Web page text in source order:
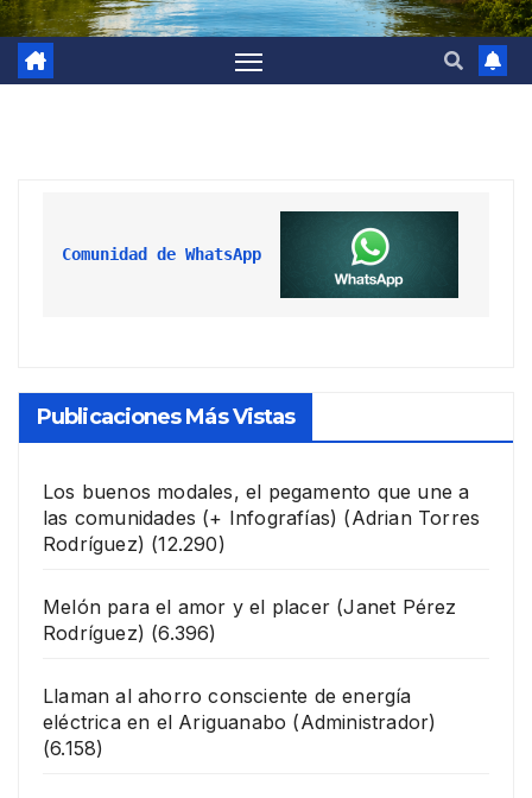
Comunidad de WhatsApp
Publicaciones Más Vistas
Los buenos modales, el pegamento que une a
las comunidades (+ Infografías) (Adrian Torres
Rodríguez) (12.290)
Melón para el amor y el placer (Janet Pérez
Rodríguez) (6.396)
Llaman al ahorro consciente de energía
eléctrica en el Ariguanabo (Administrador)
(6.158)